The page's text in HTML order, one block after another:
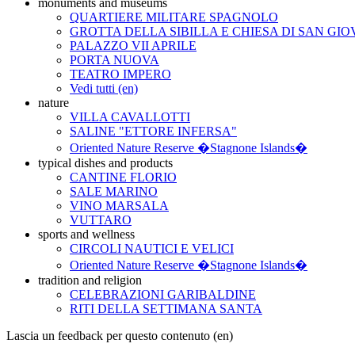
QUARTIERE MILITARE SPAGNOLO
GROTTA DELLA SIBILLA E CHIESA DI SAN
PALAZZO VII APRILE
PORTA NUOVA
TEATRO IMPERO
Vedi tutti (en)
nature
VILLA CAVALLOTTI
SALINE "ETTORE INFERSA"
Oriented Nature Reserve �Stagnone Islands�
typical dishes and products
CANTINE FLORIO
SALE MARINO
VINO MARSALA
VUTTARO
sports and wellness
CIRCOLI NAUTICI E VELICI
Oriented Nature Reserve �Stagnone Islands�
tradition and religion
CELEBRAZIONI GARIBALDINE
RITI DELLA SETTIMANA SANTA
Lascia un feedback per questo contenuto (en)